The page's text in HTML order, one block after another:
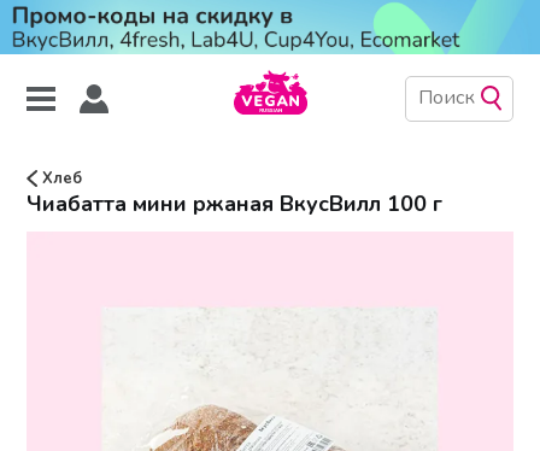
Хлеб
Чиабатта мини ржаная ВкусВилл 100 г